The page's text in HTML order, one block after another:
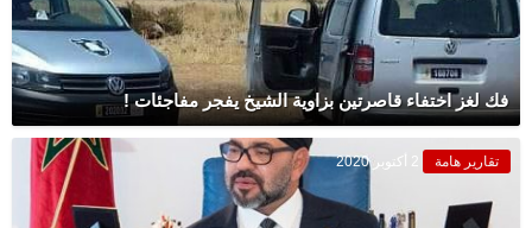
فك لغز اختفاء قاصرتين بزاوية الشيخ يفجر مفاجئات‎ !
تقارير هامة 2 أكتوبر 2020